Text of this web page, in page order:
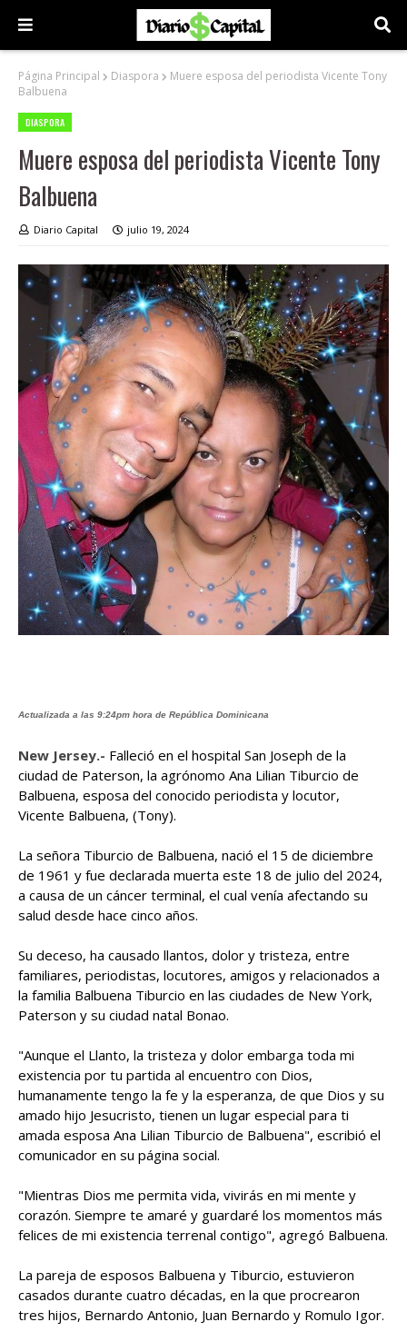
Página Principal Diaspora
Muere esposa del periodista Vicente Tony
Balbuena
DIASPORA
Muere esposa del periodista Vicente Tony
Balbuena
Diario Capital julio 19, 2024
Actualizada a las 9:24pm hora de República Dominicana
New Jersey.- Falleció en el hospital San Joseph de la
ciudad de Paterson, la agrónomo Ana Lilian Tiburcio de
Balbuena, esposa del conocido periodista y locutor,
Vicente Balbuena, (Tony).
La señora Tiburcio de Balbuena, nació el 15 de diciembre
de 1961 y fue declarada muerta este 18 de julio del 2024,
a causa de un cáncer terminal, el cual venía afectando su
salud desde hace cinco años.
Su deceso, ha causado llantos, dolor y tristeza, entre
familiares, periodistas, locutores, amigos y relacionados a
la familia Balbuena Tiburcio en las ciudades de New York,
Paterson y su ciudad natal Bonao.
"Aunque el Llanto, la tristeza y dolor embarga toda mi
existencia por tu partida al encuentro con Dios,
humanamente tengo la fe y la esperanza, de que Dios y su
amado hijo Jesucristo, tienen un lugar especial para ti
amada esposa Ana Lilian Tiburcio de Balbuena", escribió el
comunicador en su página social.
"Mientras Dios me permita vida, vivirás en mi mente y
corazón. Siempre te amaré y guardaré los momentos más
felices de mi existencia terrenal contigo", agregó Balbuena.
La pareja de esposos Balbuena y Tiburcio, estuvieron
casados durante cuatro décadas, en la que procrearon
tres hijos, Bernardo Antonio, Juan Bernardo y Romulo Igor.